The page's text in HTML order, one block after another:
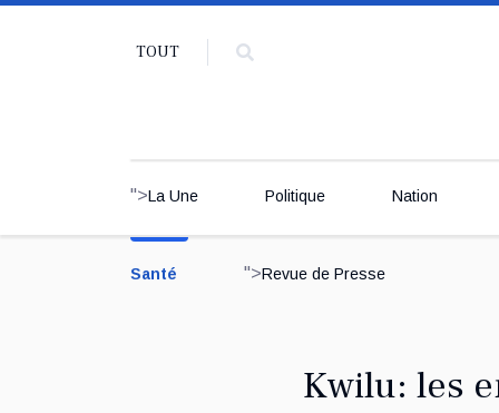
TOUT
">La Une Politique Nation
Santé ">Revue de Presse
Kwilu: les